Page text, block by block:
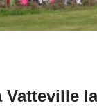
Vatteville